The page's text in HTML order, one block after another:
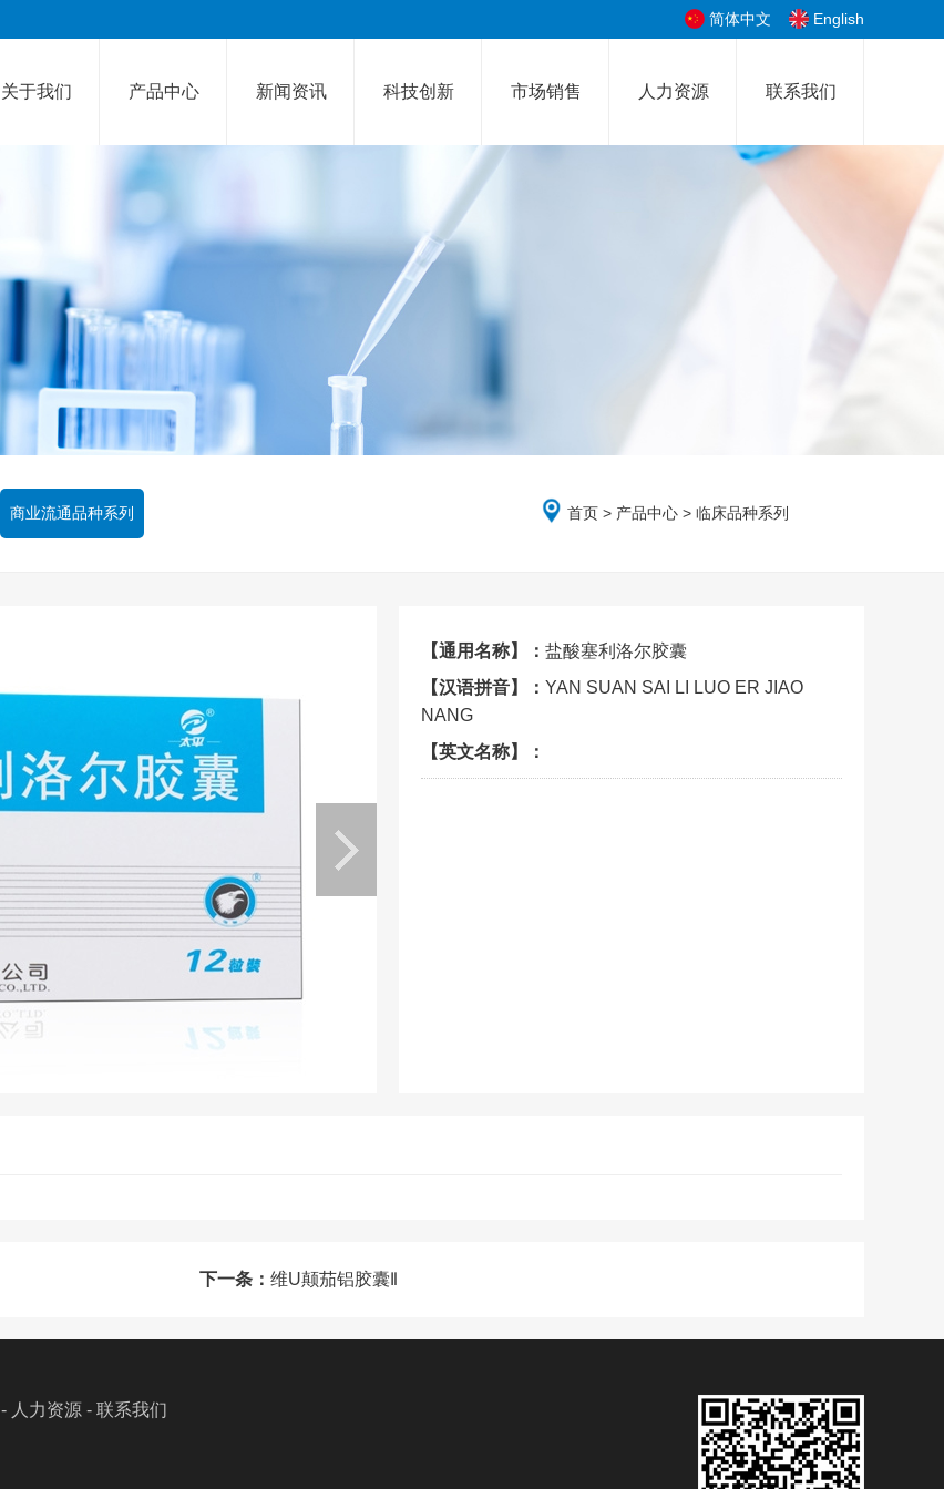
简体中文 English
关于我们 产品中心 新闻资讯 科技创新 市场销售 人力资源 联系我们
商业流通品种系列 首页 > 产品中心 > 临床品种系列
【通用名称】： 盐酸塞利洛尔胶囊
【汉语拼音】： YAN SUAN SAI LI LUO ER JIAO
NANG
【英文名称】：
下一条： 维U颠茄铝胶囊Ⅱ
- 人力资源 - 联系我们